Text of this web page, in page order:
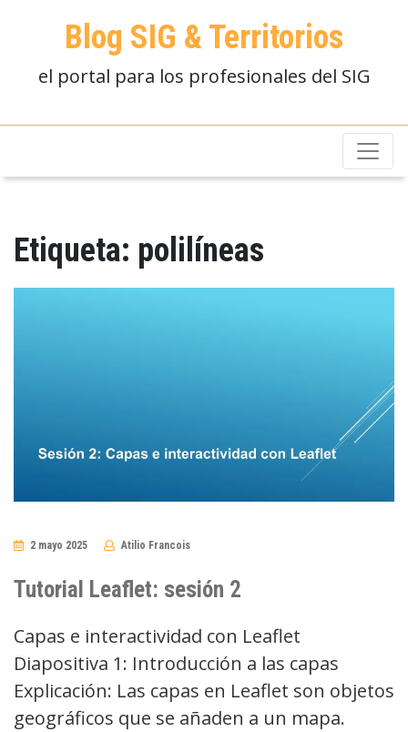
Blog SIG & Territorios
el portal para los profesionales del SIG
Etiqueta: polilíneas
2 mayo 2025 Atilio Francois
Tutorial Leaflet: sesión 2
Capas e interactividad con Leaflet
Diapositiva 1: Introducción a las capas
Explicación: Las capas en Leaflet son objetos
geográficos que se añaden a un mapa.